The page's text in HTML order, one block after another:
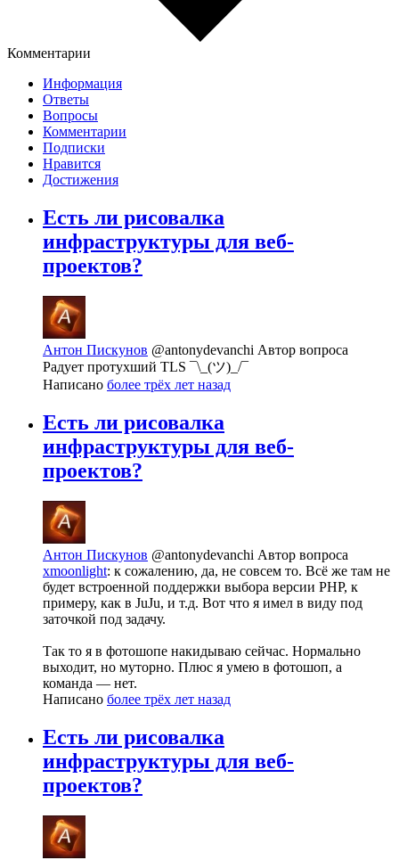
Комментарии
Информация
Ответы
Вопросы
Комментарии
Подписки
Нравится
Достижения
Есть ли рисовалка
инфраструктуры для веб-
проектов?
Антон Пискунов @antonydevanchi Автор вопроса
Радует протухший TLS ¯\_(ツ)_/¯
Написано более трёх лет назад
Есть ли рисовалка
инфраструктуры для веб-
проектов?
Антон Пискунов @antonydevanchi Автор вопроса
xmoonlight: к сожалению, да, не совсем то. Всё же там не
будет встроенной поддержки выбора версии PHP, к
примеру, как в JuJu, и т.д. Вот что я имел в виду под
заточкой под задачу.
Так то я в фотошопе накидываю сейчас. Нормально
выходит, но муторно. Плюс я умею в фотошоп, а
команда — нет.
Написано более трёх лет назад
Есть ли рисовалка
инфраструктуры для веб-
проектов?